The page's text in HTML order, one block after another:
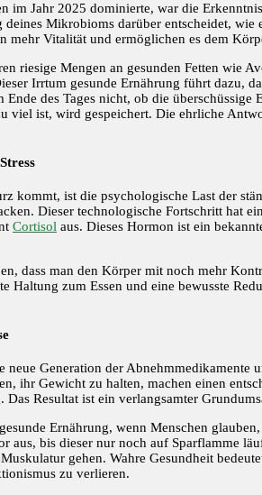
im Jahr 2025 dominierte, war die
Mikrobioms darüber entscheidet,
Vitalität und ermöglichen es dem
riesige Mengen an gesunden Fetten wie
Irrtum gesunde Ernährung führt dazu,
des Tages nicht, ob die
viel ist, wird gespeichert. Die ehrliche
kommt, ist die psychologische Last der
Dieser technologische Fortschritt hat
Cortisol aus. Dieses Hormon ist ein
dass man den Körper mit noch mehr
Haltung zum Essen und eine bewusste
Generation der Abnehmmedikamente
ihr Gewicht zu halten, machen einen
Resultat ist ein verlangsamter
Ernährung, wenn Menschen
aus, bis dieser nur noch auf Sparflamme
gehen. Wahre Gesundheit
zu verlieren.